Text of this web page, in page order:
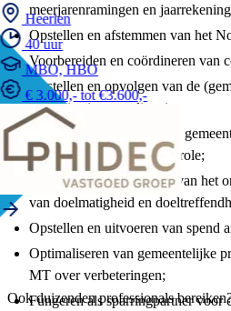
meerjarenramingen en
Opstellen en afstemmen van het
Voorbereiden en coördineren van
Opstellen en opvolgen van de
en advisering aan directie;
Adviseren ten aanzien van
organisatie en interne controle;
Opstellen en coördineren van het
van doelmatigheid en
Opstellen en uitvoeren van spend
Optimaliseren van gemeentelijke
MT over verbeteringen;
Fungeren als sparringpartner voor
Heerlen
40 uur
MBO, HBO
€ 3.000,- tot €3.600,-
Ook duizenden professionals